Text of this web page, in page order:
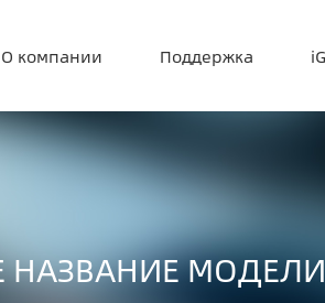
О компании Поддержка
НАЗВАНИЕ МОДЕЛИ